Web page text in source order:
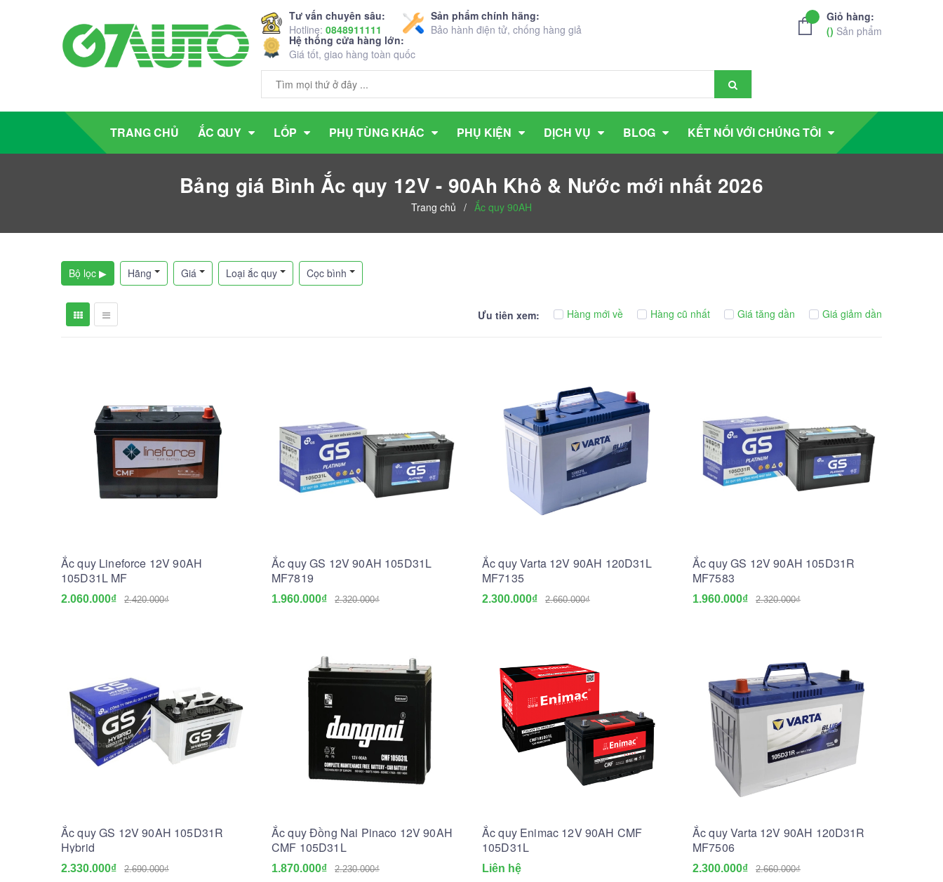
Tư vấn chuyên sâu:
Hotline: 0848911111
Sản phẩm chính hãng:
Bảo hành điện tử, chống hàng giả
Hệ thống cửa hàng lớn:
Giá tốt, giao hàng toàn quốc
Giỏ hàng:
() Sản phẩm
TRANG CHỦ ẮC QUY LỐP PHỤ TÙNG KHÁC PHỤ KIỆN DỊCH VỤ BLOG KẾT NỐI VỚI CHÚNG TÔI
Bảng giá Bình Ắc quy 12V - 90Ah Khô & Nước mới nhất 2026
Trang chủ / Ắc quy 90AH
Bộ lọc ▶ Hãng Giá Loại ắc quy Cọc bình
Ưu tiên xem: Hàng mới về Hàng cũ nhất Giá tăng dần Giá giảm dần
Ắc quy Lineforce 12V 90AH
105D31L MF
2.060.000₫ 2.420.000₫
Ắc quy GS 12V 90AH 105D31L
MF7819
1.960.000₫ 2.320.000₫
Ắc quy Varta 12V 90AH 120D31L
MF7135
2.300.000₫ 2.660.000₫
Ắc quy GS 12V 90AH 105D31R
MF7583
1.960.000₫ 2.320.000₫
Ắc quy GS 12V 90AH 105D31R
Hybrid
2.330.000₫ 2.690.000₫
Ắc quy Đồng Nai Pinaco 12V 90AH
CMF 105D31L
1.870.000₫ 2.230.000₫
Ắc quy Enimac 12V 90AH CMF
105D31L
Liên hệ
Ắc quy Varta 12V 90AH 120D31R
MF7506
2.300.000₫ 2.660.000₫